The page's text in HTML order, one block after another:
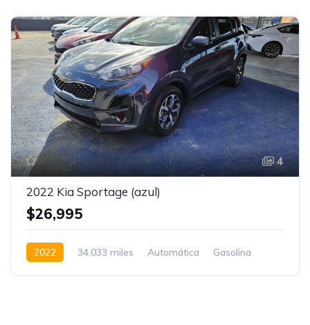
4
2022 Kia Sportage (azul)
$26,995
2022 34,033 miles Automática Gasolina